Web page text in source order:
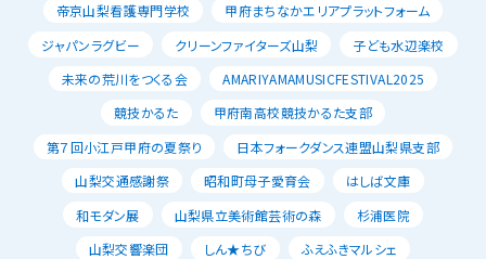
帝京山梨看護専門学校
甲府まちなかエリアプラットフォーム
ジャパンラグビー
クリーンファイターズ山梨
子ども水辺楽校
未来の荒川をつくる会
AMARIYAMAMUSICFESTIVAL2025
競技かるた
甲府南高校競技かるた支部
第７回小江戸甲府の夏祭り
日本フォークダンス連盟山梨県支部
山梨交通感謝祭
昭和町母子愛育会
はしば文庫
和モダン展
山梨県立美術館芸術の森
杉浦医院
山梨交響楽団
しん★ちび
ふえふきマルシェ